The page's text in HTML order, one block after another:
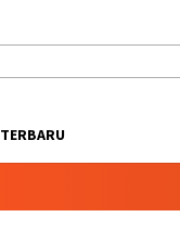
TERBARU